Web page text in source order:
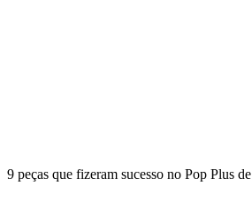
9 peças que fizeram sucesso no Pop Plus